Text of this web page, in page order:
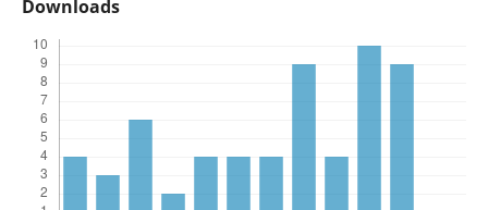
Downloads